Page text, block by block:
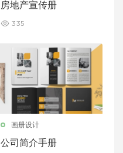
房地产宣传册
335
画册设计
公司简介手册